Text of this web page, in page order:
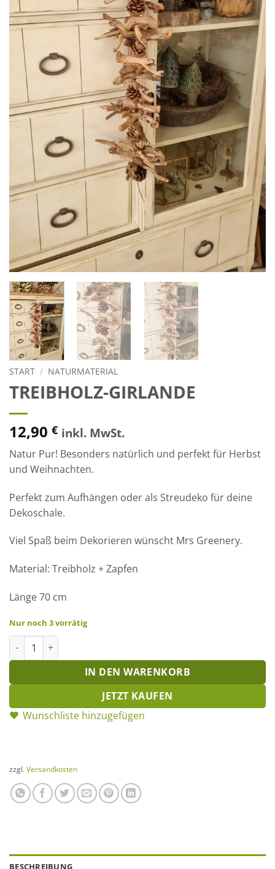
START / NATURMATERIAL
TREIBHOLZ-GIRLANDE
12,90 € inkl. MwSt.
Natur Pur! Besonders natürlich und perfekt für Herbst
und Weihnachten.
Perfekt zum Aufhängen oder als Streudeko für deine
Dekoschale.
Viel Spaß beim Dekorieren wünscht Mrs Greenery.
Material: Treibholz + Zapfen
Länge 70 cm
Nur noch 3 vorrätig
Treibholz-Girlande Menge
IN DEN WARENKORB
JETZT KAUFEN
Wunschliste hinzugefügen
zzgl. Versandkosten
BESCHREIBUNG